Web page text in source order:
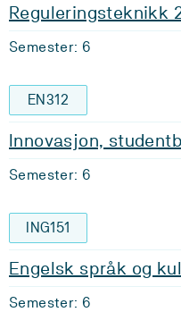
Reguleringsteknikk
Semester: 6
EN312
Innovasjon,
Semester: 6
ING151
Engelsk språk og
Semester: 6